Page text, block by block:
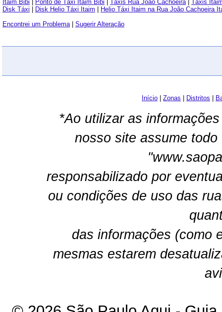
Itaim Bibi
Ponto de Táxi Itaim Bibi Táxis Rua João Cachoeira| Táxis
Disk Táxi
Disk Helio Táxi Itaim
Helio Táxi Itaim na Rua João Cachoeira
Encontrei um Problema| Sugerir Alteração
Início Zonas Distritos
*Ao utilizar as
nosso site assume
responsabilizado por
ou condições de uso das
das informações (como
mesmas estarem